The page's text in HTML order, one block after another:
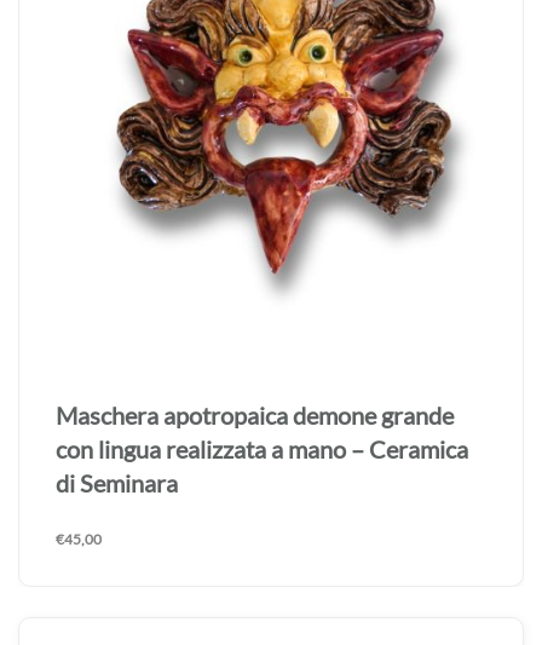
Maschera apotropaica demone grande
con lingua realizzata a mano – Ceramica
di Seminara
€45,00